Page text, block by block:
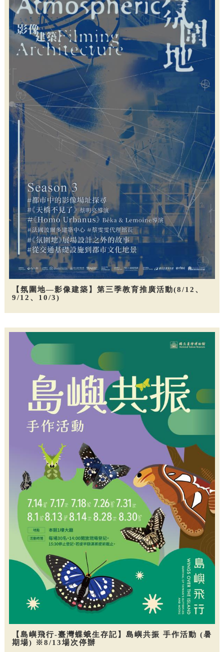
【氛圍地—影像建築】第三季教育推廣活動(8/12、
9/12、10/3)
【島嶼飛行-臺灣蝶蛾生存記】島嶼共振 手作活動 (暑
期場) ※8/13場次停辦